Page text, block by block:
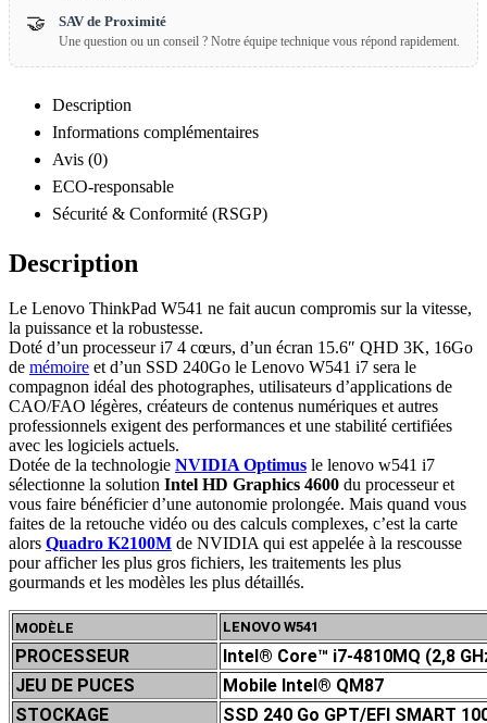
🤝 SAV de Proximité
Une question ou un conseil ? Notre équipe technique vous répond rapidement.
Description
Informations complémentaires
Avis (0)
ECO-responsable
Sécurité & Conformité (RSGP)
Description
Le Lenovo ThinkPad W541 ne fait aucun compromis sur la vitesse,
la puissance et la robustesse.
Doté d’un processeur i7 4 cœurs, d’un écran 15.6″ QHD 3K, 16Go
de mémoire et d’un SSD 240Go le Lenovo W541 i7 sera le
compagnon idéal des photographes, utilisateurs d’applications de
CAO/FAO légères, créateurs de contenus numériques et autres
professionnels exigent des performances et une stabilité certifiées
avec les logiciels actuels.
Dotée de la technologie NVIDIA Optimus le lenovo w541 i7
sélectionne la solution Intel HD Graphics 4600 du processeur et
vous faire bénéficier d’une autonomie prolongée. Mais quand vous
faites de la retouche vidéo ou des calculs complexes, c’est la carte
alors Quadro K2100M de NVIDIA qui est appelée à la rescousse
pour afficher les plus gros fichiers, les traitements les plus
gourmands et les modèles les plus détaillés.
MODÈLE LENOVO W541
PROCESSEUR
Intel® Core™ i7-4810MQ (2,8
JEU DE PUCES
Mobile Intel® QM87
STOCKAGE
SSD 240 Go GPT/EFI SMART